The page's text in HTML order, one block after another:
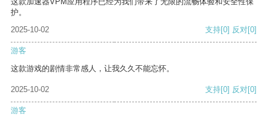
护。
2025-10-02
支持[0] 反对[0]
游客
这款游戏的剧情非常感人，让我久久不能忘怀。
2025-10-02 支持[0] 反对[0]
游客